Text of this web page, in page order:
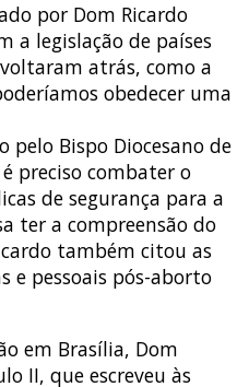
por Dom Ricardo
a legislação de países
atrás, como a
obedecer uma
Bispo Diocesano de
preciso combater o
de segurança para a
ter a compreensão do
também citou as
e pessoais pós-aborto
em Brasília, Dom
II, que escreveu às